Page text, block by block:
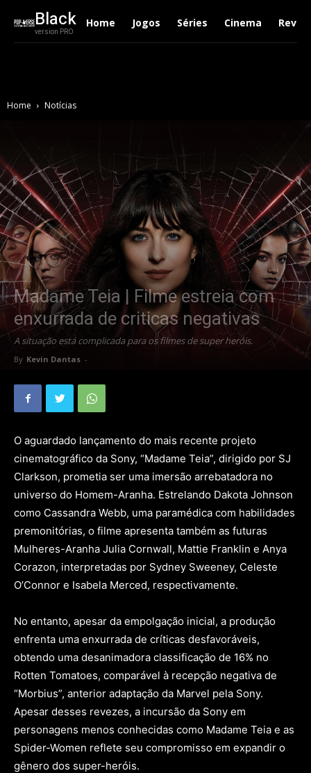
Black
version PRO
Home Jogos Séries Cinema
Home Notícias
Madame Teia | Filme estreia com
enxurrada de criticas negativas
A situação está complicada para os filmes de super heróis.
By Kevin Dantas -
O aguardado lançamento do mais recente projeto
cinematográfico da Sony, “Madame Teia”, dirigido por SJ
Clarkson, prometia ser uma imersão arrebatadora no
universo do Homem-Aranha. Estrelando Dakota Johnson
como Cassandra Webb, uma paramédica com habilidades
premonitórias, o filme apresenta também as futuras
Mulheres-Aranha Julia Cornwall, Mattie Franklin e Anya
Corazon, interpretadas por Sydney Sweeney, Celeste
O’Connor e Isabela Merced, respectivamente.
No entanto, apesar da empolgação inicial, a produção
enfrenta uma enxurrada de críticas desfavoráveis,
obtendo uma desanimadora classificação de 16% no
Rotten Tomatoes, comparável à recepção negativa de
“Morbius”, anterior adaptação da Marvel pela Sony.
Apesar desses revezes, a incursão da Sony em
personagens menos conhecidas como Madame Teia e as
Spider-Women reflete seu compromisso em expandir o
gênero dos super-heróis.